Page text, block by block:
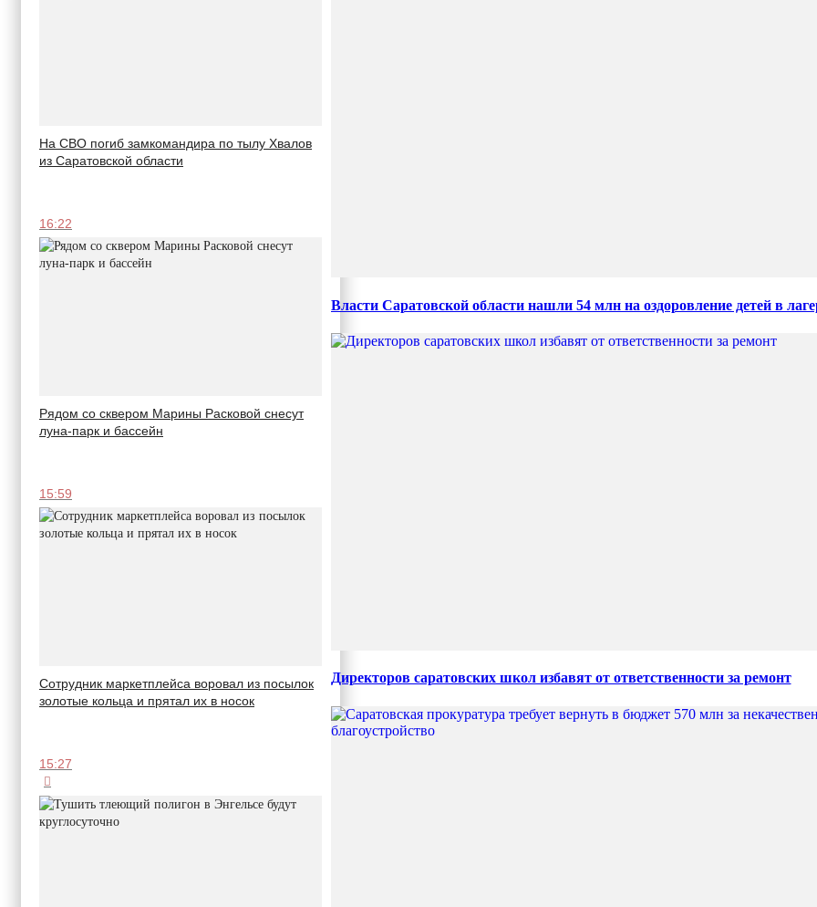
На СВО погиб замкомандира по тылу Хвалов
из Саратовской области
16:22
Рядом со сквером Марины Расковой снесут
луна-парк и бассейн
15:59
Сотрудник маркетплейса воровал из посылок
золотые кольца и прятал их в носок
15:27
Власти Саратовской области нашли 54 млн на оздоровление детей в
Директоров саратовских школ избавят от ответственности за ремонт